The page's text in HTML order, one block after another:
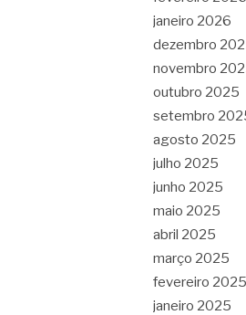
janeiro 2026
dezembro
novembro
outubro 2025
setembro
agosto 2025
julho 2025
junho 2025
maio 2025
abril 2025
março 2025
fevereiro 2025
janeiro 2025